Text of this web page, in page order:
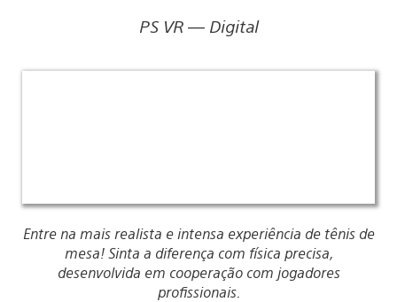
PS VR — Digital
Entre na mais realista e intensa experiência de tênis de
mesa! Sinta a diferença com física precisa,
desenvolvida em cooperação com jogadores
profissionais.